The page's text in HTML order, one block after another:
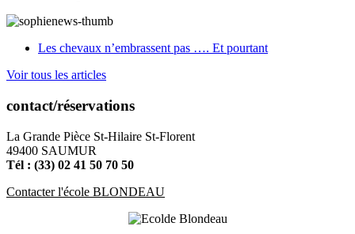
Les chevaux n’embrassent pas …. Et pourtant
Voir tous les articles
contact/réservations
La Grande Pièce St-Hilaire St-Florent
49400 SAUMUR
Tél : (33) 02 41 50 70 50
Contacter l'école BLONDEAU